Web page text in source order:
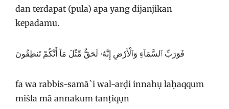
dan terdapat (pula) apa yang dijanjikan
kepadamu.
فَوَرَبِّ ٱلسَّمَآءِ وَٱلْأَرْضِ إِنَّهُۥ لَحَقٌّ مِّثْلَ مَآ أَنَّكُمْ تَنطِقُونَ
fa wa rabbis-samā`i wal-arḍi innahụ laḥaqqum
miṡla mā annakum tanṭiqụn